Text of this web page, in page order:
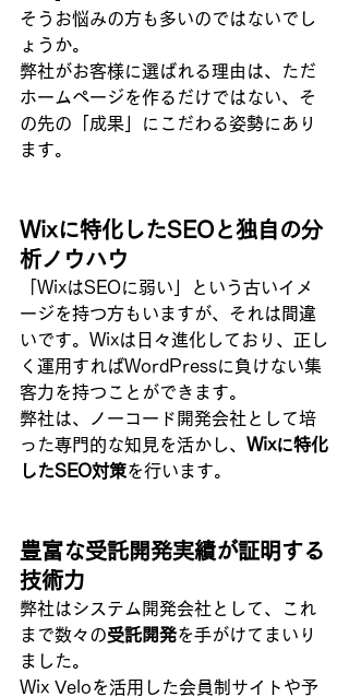
そうお悩みの方も多いのではないでし
ょうか。
弊社がお客様に選ばれる理由は、ただ
ホームページを作るだけではない、そ
の先の「成果」にこだわる姿勢にあり
ます。
Wixに特化したSEOと独自の分
析ノウハウ
「WixはSEOに弱い」という古いイメ
ージを持つ方もいますが、それは間違
いです。Wixは日々進化しており、正し
く運用すればWordPressに負けない集
客力を持つことができます。
弊社は、ノーコード開発会社として培
った専門的な知見を活かし、 Wixに特化
したSEO対策を行います。
豊富な受託開発実績が証明する
技術力
弊社はシステム開発会社として、これ
まで数々の受託開発を手がけてまいり
ました。
Wix Veloを活用した会員制サイトや予